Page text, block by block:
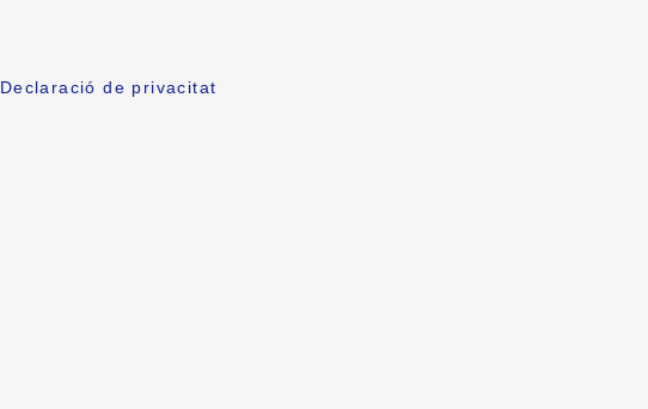
Declaració de privacitat